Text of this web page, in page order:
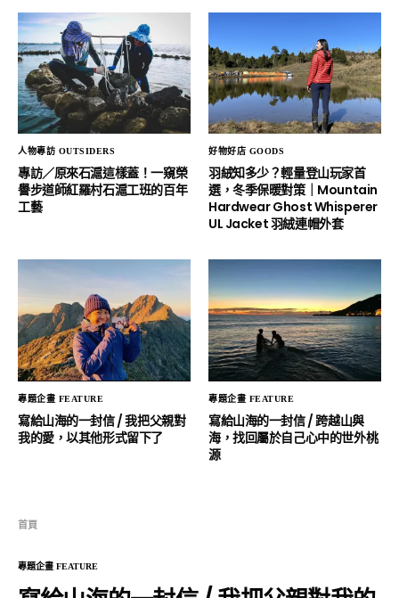
人物專訪 OUTSIDERS
專訪／原來石滬這樣蓋！一窺榮
譽步道師紅羅村石滬工班的百年
工藝
好物好店 GOODS
羽絨知多少？輕量登山玩家首
選，冬季保暖對策｜Mountain
Hardwear Ghost Whisperer
UL Jacket 羽絨連帽外套
專題企畫 FEATURE
寫給山海的一封信 / 我把父親對
我的愛，以其他形式留下了
專題企畫 FEATURE
寫給山海的一封信 / 跨越山與
海，找回屬於自己心中的世外桃
源
首頁
專題企畫 FEATURE